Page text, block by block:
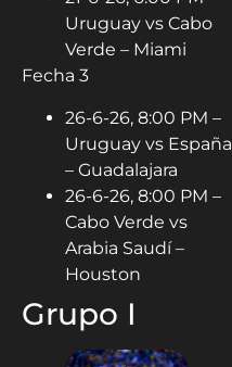
Uruguay vs Cabo
Verde – Miami
Fecha 3
26-6-26, 8:00 PM –
Uruguay vs España
– Guadalajara
26-6-26, 8:00 PM –
Cabo Verde vs
Arabia Saudí –
Houston
Grupo I